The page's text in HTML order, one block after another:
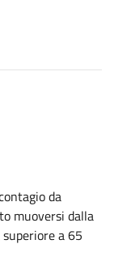
da
muoversi dalla
a 65